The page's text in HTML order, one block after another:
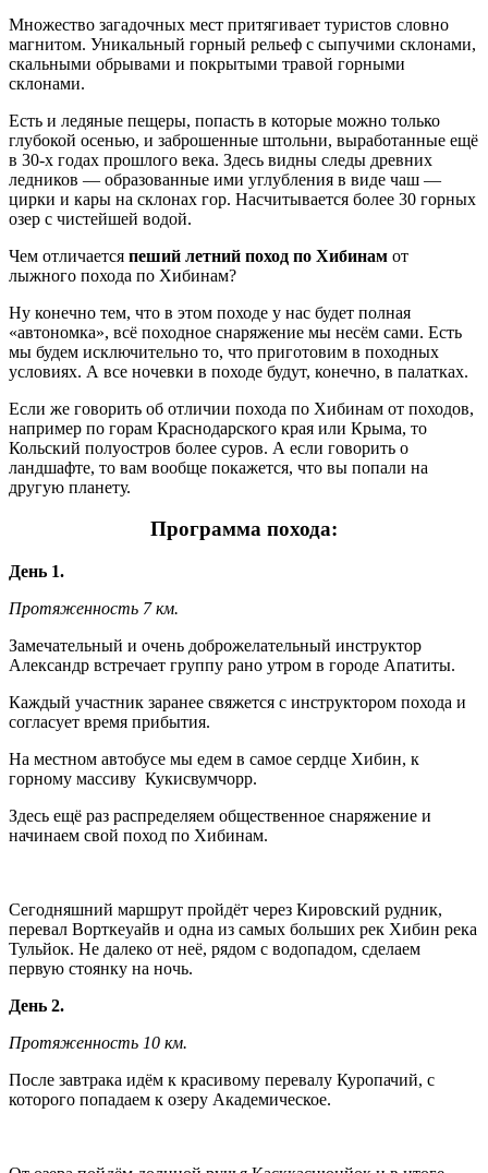
Множество загадочных мест притягивает туристов словно
магнитом. Уникальный горный рельеф с сыпучими склонами,
скальными обрывами и покрытыми травой горными
склонами.
Есть и ледяные пещеры, попасть в которые можно только
глубокой осенью, и заброшенные штольни, выработанные ещё
в 30-х годах прошлого века. Здесь видны следы древних
ледников — образованные ими углубления в виде чаш —
цирки и кары на склонах гор. Насчитывается более 30 горных
озер с чистейшей водой.
Чем отличается пеший летний поход по Хибинам от
лыжного похода по Хибинам?
Ну конечно тем, что в этом походе у нас будет полная
«автономка», всё походное снаряжение мы несём сами. Есть
мы будем исключительно то, что приготовим в походных
условиях. А все ночевки в походе будут, конечно, в палатках.
Если же говорить об отличии похода по Хибинам от походов,
например по горам Краснодарского края или Крыма, то
Кольский полуостров более суров. А если говорить о
ландшафте, то вам вообще покажется, что вы попали на
другую планету.
Программа похода:
День 1.
Протяженность 7 км.
Замечательный и очень доброжелательный инструктор
Александр встречает группу рано утром в городе Апатиты.
Каждый участник заранее свяжется с инструктором похода и
согласует время прибытия.
На местном автобусе мы едем в самое сердце Хибин, к
горному массиву Кукисвумчорр.
Здесь ещё раз распределяем общественное снаряжение и
начинаем свой поход по Хибинам.
Сегодняшний маршрут пройдёт через Кировский рудник,
перевал Ворткеуайв и одна из самых больших рек Хибин река
Тульйок. Не далеко от неё, рядом с водопадом, сделаем
первую стоянку на ночь.
День 2.
Протяженность 10 км.
После завтрака идём к красивому перевалу Куропачий, с
которого попадаем к озеру Академическое.